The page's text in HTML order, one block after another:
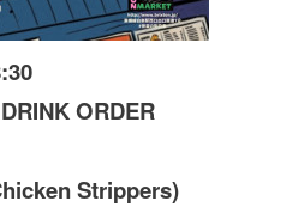
ORDER
Strippers)